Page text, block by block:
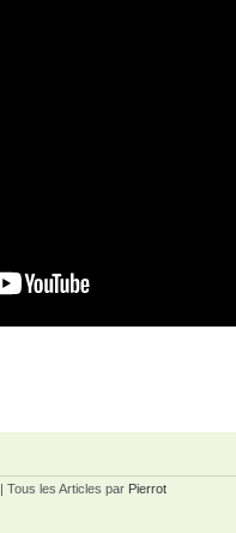
| Tous les Articles par Pierrot